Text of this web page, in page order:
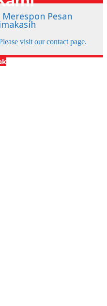
Merespon Pesan
visit our contact page.